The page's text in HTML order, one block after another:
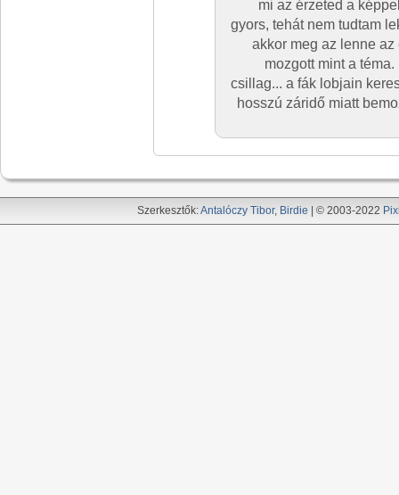
mi az érzeted a
gyors, tehát nem tudtam
akkor meg az lenne
mozgott mint a
csillag... a fák lobjain
hosszú záridő miatt
Szerkesztők:Antalóczy Tibor, Birdie | © 2003-2022